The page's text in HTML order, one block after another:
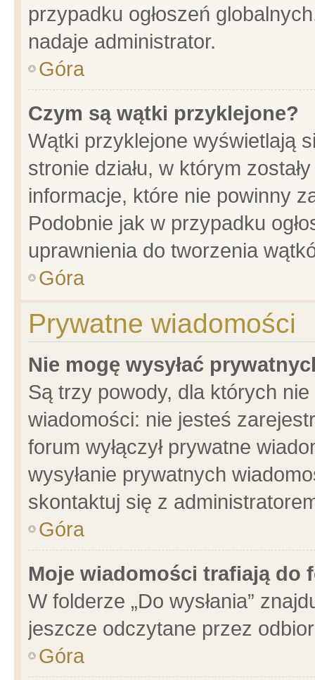
przypadku ogłoszeń
nadaje administrator.
Góra
Czym są wątki przyklejone?
Wątki przyklejone wyświetlają
stronie działu, w którym
informacje, które nie powinny
Podobnie jak w przypadku
uprawnienia do tworzenia
Góra
Prywatne wiadomości
Nie mogę wysyłać
Są trzy powody, dla których
wiadomości: nie jesteś
forum wyłączył prywatne
wysyłanie prywatnych
skontaktuj się z
Góra
Moje wiadomości trafiają do
W folderze „Do wysłania”
jeszcze odczytane przez
Góra